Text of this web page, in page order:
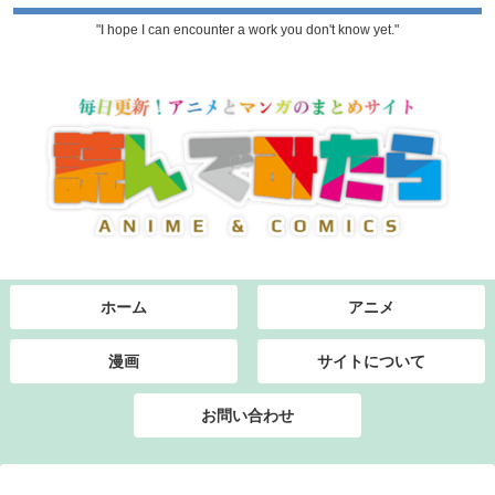
"I hope I can encounter a work you don't know yet."
ホーム アニメ
漫画 サイトについて
お問い合わせ